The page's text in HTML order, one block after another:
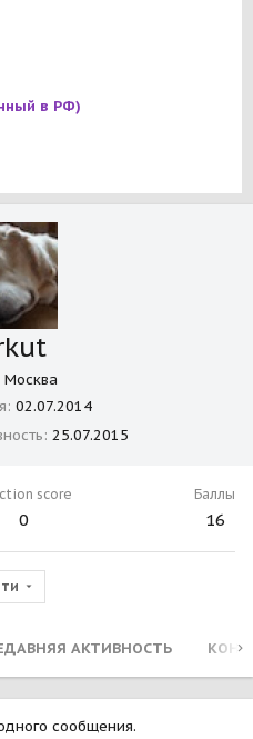
в РФ)
Москва
02.07.2014
25.07.2015
score
0
Баллы
16
АКТИВНОСТЬ
сообщения.